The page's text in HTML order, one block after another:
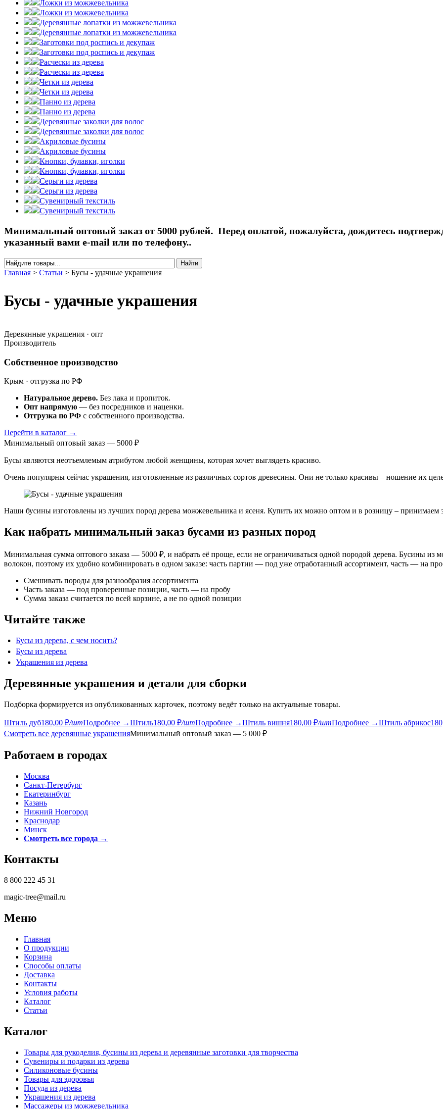
Ложки из можжевельника
Ложки из можжевельника
Деревянные лопатки из можжевельника
Деревянные лопатки из можжевельника
Заготовки под роспись и декупаж
Заготовки под роспись и декупаж
Расчески из дерева
Расчески из дерева
Четки из дерева
Четки из дерева
Панно из дерева
Панно из дерева
Деревянные заколки для волос
Деревянные заколки для волос
Акриловые бусины
Акриловые бусины
Кнопки, булавки, иголки
Кнопки, булавки, иголки
Серьги из дерева
Серьги из дерева
Сувенирный текстиль
Сувенирный текстиль
Минимальный оптовый заказ от 5000 рублей. Перед оплатой, пожалуйста, дождитесь
указанный вами e-mail или по телефону..
Форма поиска
Найти
Главная > Статьи > Бусы - удачные украшения
Бусы - удачные украшения
Деревянные украшения · опт
Производитель
Собственное производство
Крым · отгрузка по РФ
Натуральное дерево. Без лака и пропиток.
Опт напрямую — без посредников и наценки.
Отгрузка по РФ с собственного производства.
Перейти в каталог →
Минимальный оптовый заказ — 5000 ₽
Бусы являются неотъемлемым атрибутом любой женщины, которая хочет выглядеть красиво.
Очень популярны сейчас украшения, изготовленные из различных сортов древесины. Они не только красивы – ношение их
Наши бусины изготовлены из лучших пород дерева можжевельника и ясеня. Купить их можно оптом и в розницу – принимаем
Как набрать минимальный заказ бусами из разных пород
Минимальная сумма оптового заказа — 5000 ₽, и набрать её проще, если не ограничиваться одной породой дерева. Бусины из
волокон, поэтому их удобно комбинировать в одном заказе: часть партии — под уже отработанный ассортимент, часть — на
Смешивать породы для разнообразия ассортимента
Часть заказа — под проверенные позиции, часть — на пробу
Сумма заказа считается по всей корзине, а не по одной позиции
Читайте также
Бусы из дерева, с чем носить?
Бусы из дерева
Украшения из дерева
Деревянные украшения и детали для сборки
Подборка формируется из опубликованных карточек, поэтому ведёт только на актуальные товары.
Штиль дуб180,00 ₽/штПодробнее →Штиль180,00 ₽/штПодробнее →Штиль вишня180,00 ₽/штПодробнее →Штиль абрикос
Смотреть все деревянные украшенияМинимальный оптовый заказ — 5 000 ₽
Работаем в городах
Москва
Санкт-Петербург
Екатеринбург
Казань
Нижний Новгород
Краснодар
Минск
Смотреть все города →
Контакты
8 800 222 45 31
magic-tree@mail.ru
Меню
Главная
О продукции
Корзина
Способы оплаты
Доставка
Контакты
Условия работы
Каталог
Статьи
Каталог
Товары для рукоделия, бусины из дерева и деревянные заготовки для творчества
Сувениры и подарки из дерева
Силиконовые бусины
Товары для здоровья
Посуда из дерева
Украшения из дерева
Массажеры из можжевельника